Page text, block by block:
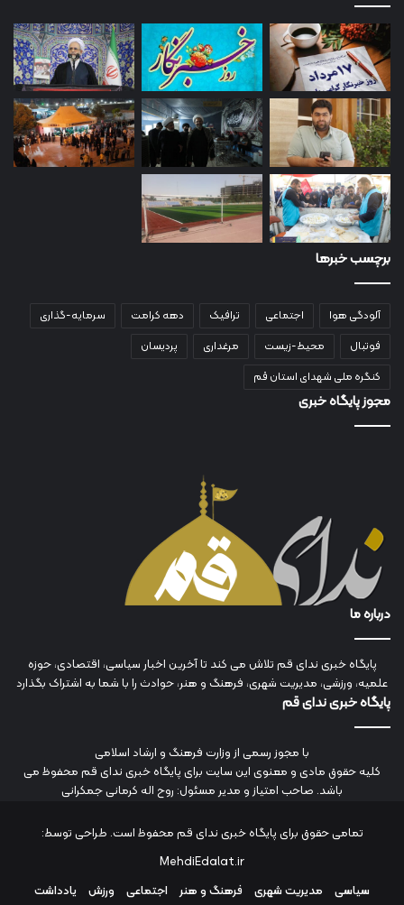
برچسب خبرها
آلودگی هوا اجتماعی ترافیک دهه کرامت
سرمایه-گذاری
فوتبال
محیط-زیست مرغداری
پردیسان
کنگره ملی شهدای استان قم
مجوز پایگاه خبری
درباره ما
پایگاه خبری ندای قم تلاش می کند تا آخرین اخبار سیاسی، اقتصادی، حوزه
علمیه، ورزشی، مدیریت شهری، فرهنگ و هنر، حوادث را با شما به اشتراک بگذارد
پایگاه خبری ندای قم
با مجوز رسمی از وزارت فرهنگ و ارشاد اسلامی
کلیه حقوق مادی و معنوی این سایت برای پایگاه خبری ندای قم محفوظ می
باشد. صاحب امتیاز و مدیر مسئول: روح اله کرمانی جمکرانی
تمامی حقوق برای پایگاه خبری ندای قم محفوظ است. طراحی توسط:
MehdiEdalat.ir
سیاسی
مدیریت شهری فرهنگ و هنر اجتماعی ورزش یادداشت